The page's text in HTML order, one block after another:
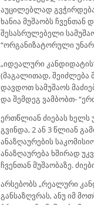
აუცილებლად
ხანია მუშაობს ჩვენთან
შესასრულებელი
“ორგანიზატორული
„იდეალური
(მაგალითად, შეიძლება
დავდოთ სამუშაოს
და შემდეგ ვამბობთ-
ერთწლიან ძიებას ხელს
გვინდა, 2 ან 3 წლიან
ანაზღაურების
ანაზღაურება ხშირად
ჩვენთან მუშაობაზე.
არსებობს „რეალური
განსაზღვრას, ანუ იმ